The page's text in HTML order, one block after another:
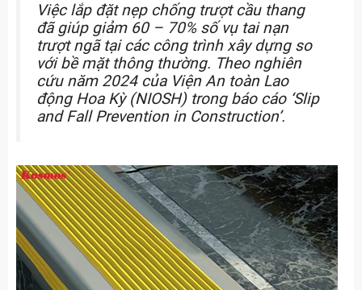
Việc lắp đặt nẹp chống trượt cầu thang
đã giúp giảm 60 – 70% số vụ tai nạn
trượt ngã tại các công trình xây dựng so
với bề mặt thông thường. Theo nghiên
cứu năm 2024 của Viện An toàn Lao
động Hoa Kỳ (NIOSH) trong báo cáo ‘Slip
and Fall Prevention in Construction’.